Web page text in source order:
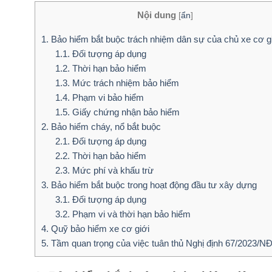
Nội dung [ẩn]
1. Bảo hiểm bắt buộc trách nhiệm dân sự của chủ xe cơ
1.1. Đối tượng áp dụng
1.2. Thời hạn bảo hiểm
1.3. Mức trách nhiệm bảo hiểm
1.4. Phạm vi bảo hiểm
1.5. Giấy chứng nhận bảo hiểm
2. Bảo hiểm cháy, nổ bắt buộc
2.1. Đối tượng áp dụng
2.2. Thời hạn bảo hiểm
2.3. Mức phí và khấu trừ
3. Bảo hiểm bắt buộc trong hoạt động đầu tư xây dựng
3.1. Đối tượng áp dụng
3.2. Phạm vi và thời hạn bảo hiểm
4. Quỹ bảo hiểm xe cơ giới
5. Tầm quan trọng của việc tuân thủ Nghị định 67/2023/